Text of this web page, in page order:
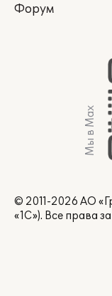
Форум
Мы в Max
© 2011-2026 АО
«1С»). Все права